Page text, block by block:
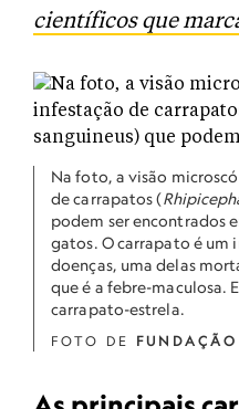
científicos que
Na foto, a visão
de carrapatos (
podem ser encontrados
gatos. O carrapato é um
doenças, uma delas
que é a febre-maculosa.
carrapato-estrela.
FOTO DE